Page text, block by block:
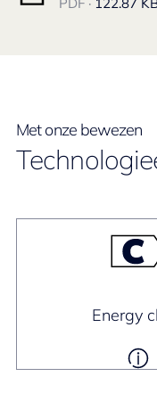
Met onze bewezen
Energy